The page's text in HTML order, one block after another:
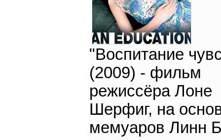
"Воспитание
(2009) - фильм
режиссёра Лоне
Шерфиг, на
мемуаров Линн